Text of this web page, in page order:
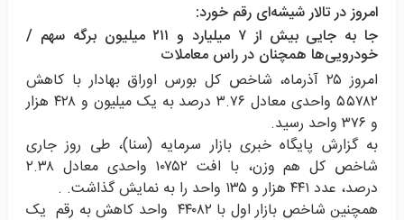
امروز در تالار شیشه‌ای رقم خورد:
جا به جایی بیش از ۷ میلیارد و ۲۱۱ میلیون برگه سهم /
خودرویی‌ها همچنان در راس معاملات
امروز ۲۵ آذرماه، شاخص کل بورس اوراق بهادار با کاهش
۵۵۷۸۲ واحدی معادل ۳.۷۶ درصد به یک میلیون و ۴۲۸ هزار
و ۳۷۶ واحد رسید.
به گزارش پایگاه خبری بازار سرمایه (سنا)، طی روز جاری
شاخص کل هم وزن، با افت ۱۰۷۵۲ واحدی معادل ۲.۳۸
درصد، عدد ۴۴۱ هزار و ۱۳۵ واحد را به نمایش گذاشت
.
.
همچنین شاخص بازار اول با ۴۴۰۸۲ واحد کاهش به رقم یک